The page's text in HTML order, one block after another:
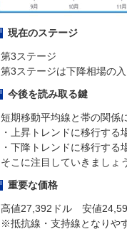
現在のステージ
第3ステージ
第3ステージは下降相場の入
今後を読み取る鍵
短期移動平均線と帯の関係
・上昇トレンドに移行す
・下降トレンドに移行す
そこに注目していきましょ
重要な価格
高値27,392ドル 安値
※抵抗線・支持線となりや